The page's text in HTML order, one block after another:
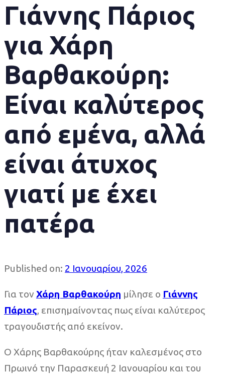
Γιάννης Πάριος
για Χάρη
Βαρθακούρη:
Είναι καλύτερος
από εμένα, αλλά
είναι άτυχος
γιατί με έχει
πατέρα
Published on: 2 Ιανουαρίου, 2026
Για τον Χάρη Βαρθακούρη μίλησε ο Γιάννης
Πάριος, επισημαίνοντας πως είναι καλύτερος
τραγουδιστής από εκείνον.
Ο Χάρης Βαρθακούρης ήταν καλεσμένος στο
Πρωινό την Παρασκευή 2 Ιανουαρίου και του